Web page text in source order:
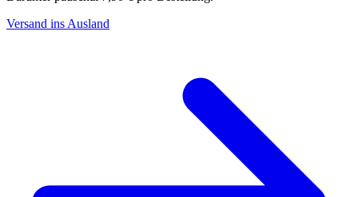
Versand ins Ausland